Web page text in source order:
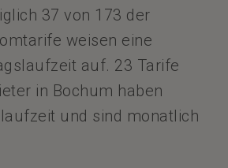
37 von 173 der
weisen eine
auf. 23 Tarife
in Bochum haben
und sind monatlich